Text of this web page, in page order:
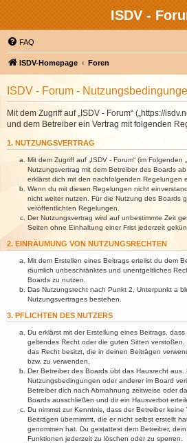
ISDV -
FAQ
ISDV-Homepage Foren
ISDV - Forum -
Mit dem Zugriff auf „ISDV - Forum“ („https://
und dem Betreiber ein Vertrag mit folgenden
1. NUTZUNGSVERTRAG
Mit dem Zugriff auf „ISDV - Forum“ (im Folgenden
Nutzungsvertrag mit dem Betreiber des Boards ab
erklärst dich mit den nachfolgenden Regelungen
Wenn du mit diesen Regelungen nicht
nicht weiter nutzen. Für die Nutzung des Boards
veröffentlichten Regelungen.
Der Nutzungsvertrag wird auf unbestimmte Zeit
Seiten ohne Einhaltung einer Frist jederzeit
2. EINRÄUMUNG VON NUTZUNGSRECHTEN
Mit dem Erstellen eines Beitrags erteilst du dem
räumlich unbeschränktes und unentgeltliches
Boards zu nutzen.
Das Nutzungsrecht nach Punkt 2, Unterpunkt a
Nutzungsvertrages bestehen.
3. PFLICHTEN DES NUTZERS
Du erklärst mit der Erstellung eines Beitrags,
geltendes Recht oder die guten Sitten
das Recht besitzt, die in deinen Beiträgen
bzw. zu verwenden.
Der Betreiber des Boards übt das Hausrecht
Nutzungsbedingungen oder anderer im Board
Betreiber dich nach Abmahnung zeitweise oder
Boards ausschließen und dir ein Hausverbot
Du nimmst zur Kenntnis, dass der Betreiber
Beiträgen übernimmt, die er nicht selbst erstellt
genommen hat. Du gestattest dem Betreiber,
Funktionen jederzeit zu löschen oder zu sperren.